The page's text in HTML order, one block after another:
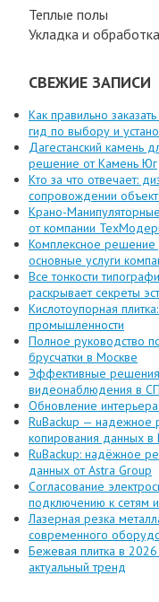
Теплые полы
Укладка и
СВЕЖИЕ ЗАПИСИ
Как правильно
гид по выбору и
Дагестанский камень
решение от Камень Юг
Кто за что отвечает:
сопровождении
Крано-
от компании
Комплексное решение
основные услуги
Все тонкости
раскрывает секреты
Кислотоупорная
промышленности
Полное руководство
брусчатки в Москве
Эффективные решения
видеонаблюдения в
Обновление
RuBackup — надежное
копирования данных в
RuBackup: надёжное
данных от Astra Group
Согласование
подключению к сетям
Лазерная резка
современного
Бежевая плитка в
актуальный тренд